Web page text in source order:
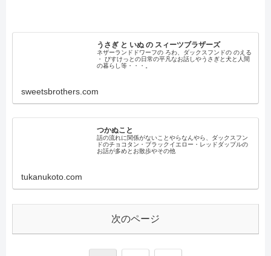
うさぎ と いぬ の スィーツブラザーズ
ネザーランドドワーフの ろわ、ダックスフンドの のえる
・ びすけっとの日常の平凡なお話しやうさぎと犬と人間
の暮らし等・・・。
sweetsbrothers.com
つかぬこと
話の流れに関係がないことやらなんやら、ダックスフン
ドのチョコタン・ブラックイエロー・レッドダップルの
お話が多めとお散歩やその他
tukanukoto.com
次のページ